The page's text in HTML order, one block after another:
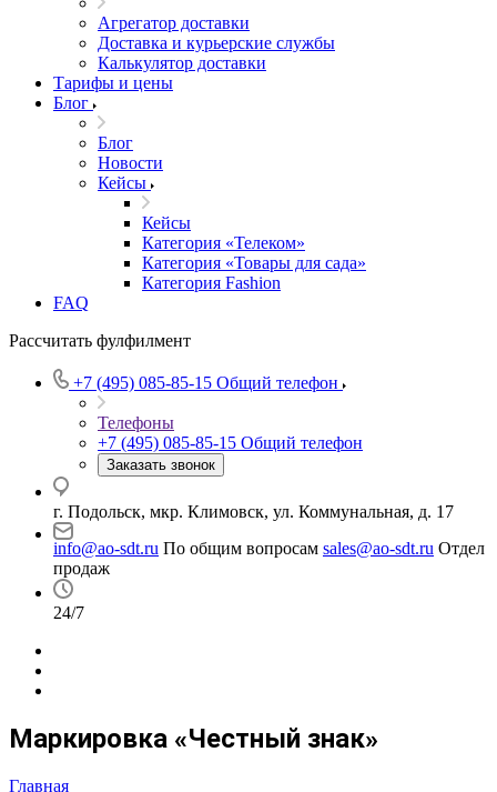
Агрегатор доставки
Доставка и курьерские службы
Калькулятор доставки
Тарифы и цены
Блог
Блог
Новости
Кейсы
Кейсы
Категория «Телеком»
Категория «Товары для сада»
Категория Fashion
FAQ
Рассчитать фулфилмент
+7 (495) 085-85-15 Общий телефон
Телефоны
+7 (495) 085-85-15 Общий телефон
Заказать звонок
г. Подольск, мкр. Климовск, ул. Коммунальная, д. 17
info@ao-sdt.ru По общим вопросам sales@ao-sdt.ru Отдел
продаж
24/7
Маркировка «Честный знак»
Главная